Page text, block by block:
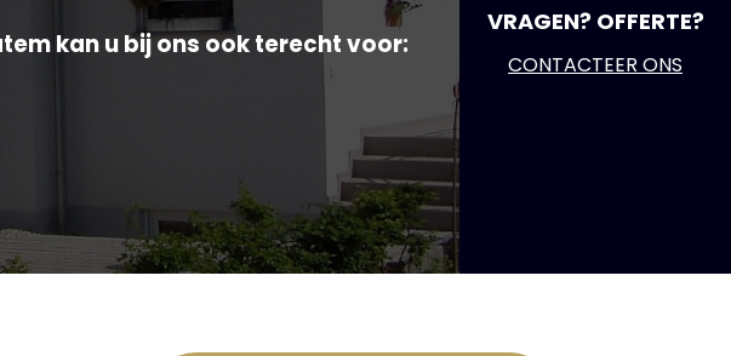
kan u bij ons ook terecht voor:
VRAGEN? OFFERTE?
CONTACTEER ONS